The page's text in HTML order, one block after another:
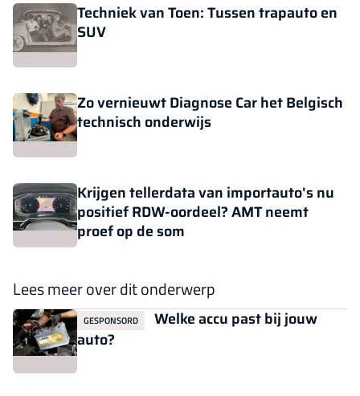
Techniek van Toen: Tussen trapauto en
SUV
Zo vernieuwt Diagnose Car het Belgisch
technisch onderwijs
Krijgen tellerdata van importauto's nu
positief RDW-oordeel? AMT neemt
proef op de som
Lees meer over dit onderwerp
GESPONSORD
Welke accu past bij jouw
auto?